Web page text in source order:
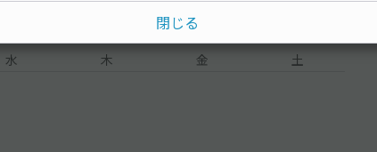
水 木 金 土
閉じる